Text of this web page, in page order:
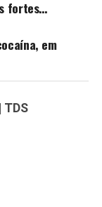
fortes…
em
TDS